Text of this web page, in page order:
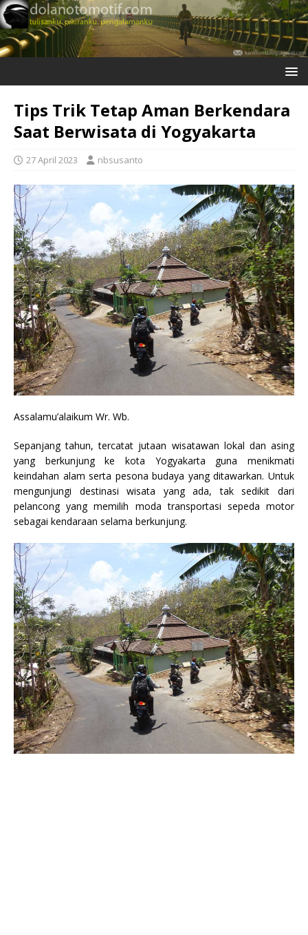
Tips Trik Tetap Aman Berkendara
Saat Berwisata di Yogyakarta
27 April 2023 nbsusanto
Assalamu’alaikum Wr. Wb.
Sepanjang tahun, tercatat jutaan wisatawan lokal dan asing
yang berkunjung ke kota Yogyakarta guna menikmati
keindahan alam serta pesona budaya yang ditawarkan. Untuk
mengunjungi destinasi wisata yang ada, tak sedikit dari
pelancong yang memilih moda transportasi sepeda motor
sebagai kendaraan selama berkunjung.